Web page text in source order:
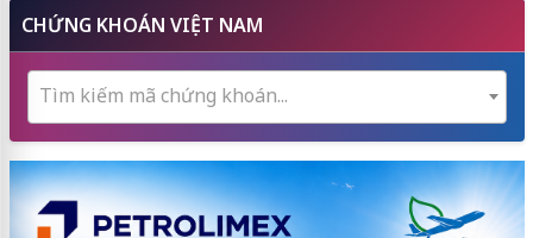
CHỨNG KHOÁN VIỆT NAM
Tìm kiếm mã chứng khoán...